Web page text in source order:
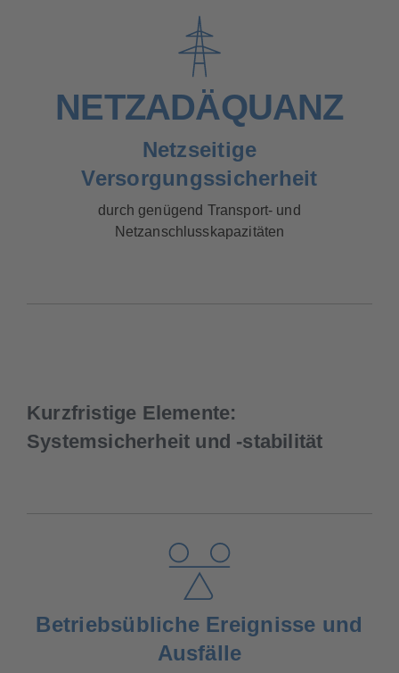
NETZADÄQUANZ
Netzseitige
Versorgungssicherheit
durch genügend Transport- und
Netzanschlusskapazitäten
Kurzfristige Elemente:
Systemsicherheit und -stabilität
Betriebsübliche Ereignisse und
Ausfälle